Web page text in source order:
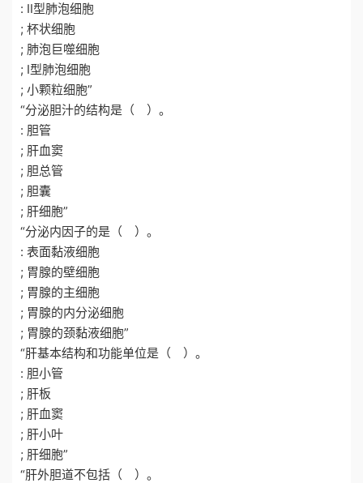
: Ⅱ型肺泡细胞
; 杯状细胞
; 肺泡巨噬细胞
; Ⅰ型肺泡细胞
; 小颗粒细胞”
“分泌胆汁的结构是（ ）。
: 胆管
; 肝血窦
; 胆总管
; 胆囊
; 肝细胞”
“分泌内因子的是（ ）。
: 表面黏液细胞
; 胃腺的壁细胞
; 胃腺的主细胞
; 胃腺的内分泌细胞
; 胃腺的颈黏液细胞”
“肝基本结构和功能单位是（ ）。
: 胆小管
; 肝板
; 肝血窦
; 肝小叶
; 肝细胞”
“肝外胆道不包括（ ）。